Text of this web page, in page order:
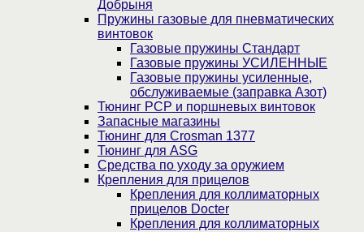
Добрыня
Пружины газовые для пневматических
винтовок
Газовые пружины Стандарт
Газовые пружины УСИЛЕННЫЕ
Газовые пружины усиленные,
обслуживаемые (заправка Азот)
Тюнинг PCP и поршневых винтовок
Запасные магазины
Тюнинг для Crosman 1377
Тюнинг для ASG
Средства по уходу за оружием
Крепления для прицелов
Крепления для коллиматорных
прицелов Docter
Крепления для коллиматорных